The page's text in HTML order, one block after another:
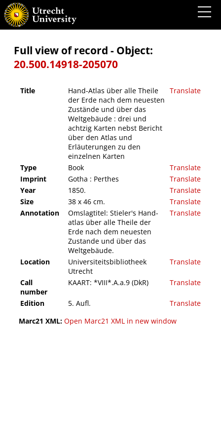
Hand-Atlas über alle Theile der Erde nach dem neuesten Zustände und über das
Weltgebäude : drei und achtzig Karten nebst Bericht über den Atlas und Erläuterungen
zu den einzelnen Karten
Full view of record - Object:
20.500.14918-205070
Title
Hand-Atlas über alle Theile
der Erde nach dem neuesten
Zustände und über das
Weltgebäude : drei und
achtzig Karten nebst Bericht
über den Atlas und
Erläuterungen zu den
einzelnen Karten
Translate
Type Book
Translate
Imprint
Gotha : Perthes
Translate
Year
1850.
Translate
Size
38 x 46 cm.
Translate
Annotation
Omslagtitel: Stieler's Hand-
atlas über alle Theile der
Erde nach dem neuesten
Zustande und über das
Weltgebäude.
Translate
Location
Universiteitsbibliotheek
Utrecht
Translate
Call
number
KAART: *VIII*.A.a.9 (DkR) Translate
Edition 5. Aufl.
Translate
Marc21 XML: Open Marc21 XML in new window